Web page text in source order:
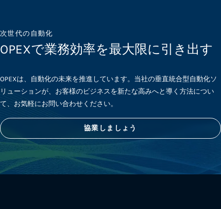
次世代の自動化
OPEXで業務効率を最大限に引き出す
OPEXは、自動化の未来を推進しています。当社の垂直統合型自動化ソ
リューションが、お客様のビジネスを新たな高みへと導く方法につい
て、お気軽にお問い合わせください。
協業しましょう